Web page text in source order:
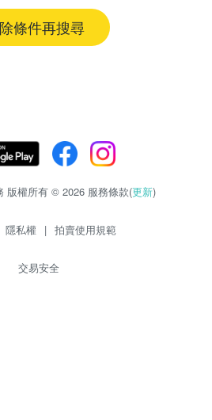
條件再搜尋
版權所有 © 2026 服務條款(更新)
隱私權 | 拍賣使用規範
交易安全